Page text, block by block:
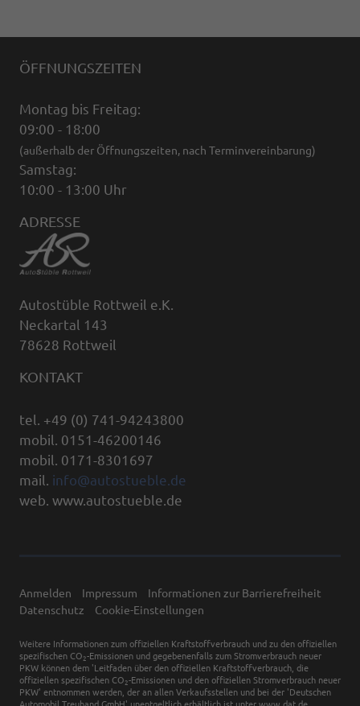
ÖFFNUNGSZEITEN
Montag bis Freitag:
09:00 - 18:00
(außerhalb der Öffnungszeiten, nach Terminvereinbarung)
Samstag:
10:00 - 13:00 Uhr
ADRESSE
Autostüble Rottweil e.K.
Neckartal 143
78628 Rottweil
KONTAKT
tel. +49 (0) 741-94243800
mobil. 0151-46200146
mobil. 0171-8301697
mail. info@autostueble.de
web. www.autostueble.de
Anmelden Impressum
Informationen zur Barrierefreiheit
Datenschutz
Cookie-Einstellungen
Weitere Informationen zum offiziellen Kraftstoffverbrauch und zu den offiziellen
spezifischen CO 2-Emissionen und gegebenenfalls zum Stromverbrauch neuer
PKW können dem 'Leitfaden über den offiziellen Kraftstoffverbrauch, die
offiziellen spezifischen CO 2-Emissionen und den offiziellen Stromverbrauch neuer
PKW' entnommen werden, der an allen Verkaufsstellen und bei der 'Deutschen